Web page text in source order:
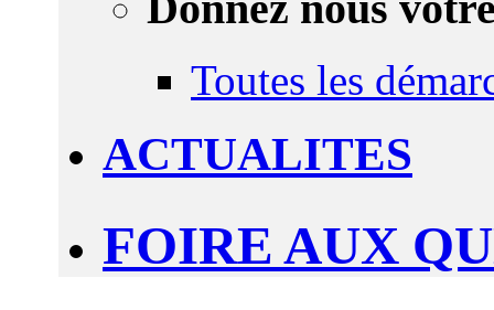
Toutes les
ACTUALITES
FOIRE AUX